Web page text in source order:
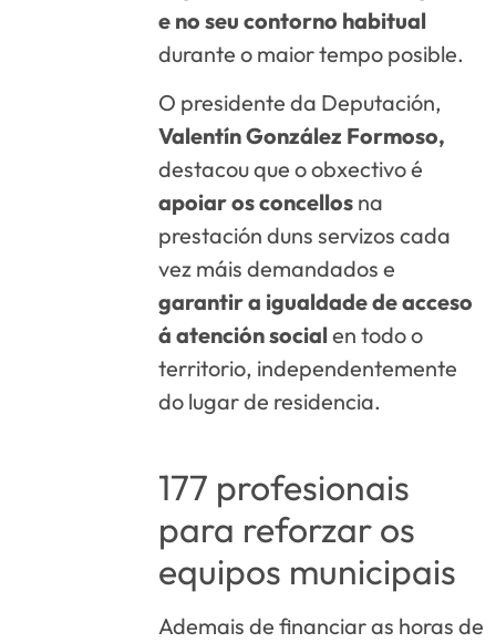
e no seu contorno habitual
durante o maior tempo posible.
O presidente da Deputación,
Valentín González Formoso,
destacou que o obxectivo é
apoiar os concellos na
prestación duns servizos cada
vez máis demandados e
garantir a igualdade de acceso
á atención socialen todo o
territorio, independentemente
do lugar de residencia.
177 profesionais
para reforzar os
equipos municipais
Ademais de financiar as horas de